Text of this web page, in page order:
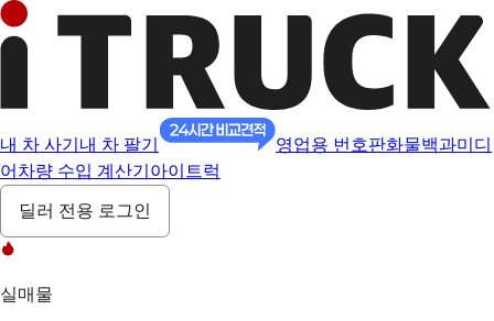
내 차 사기 내 차 팔기 영업용 번호판화물백과미디
어 차량 수입 계산기 아이트럭
딜러 전용 로그인
실매물